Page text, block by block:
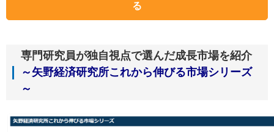
る
専門研究員が独自視点で選んだ成長市場を紹介
～矢野経済研究所これから伸びる市場シリーズ
～